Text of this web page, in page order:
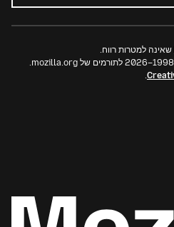
שאינה למטרות רווח.